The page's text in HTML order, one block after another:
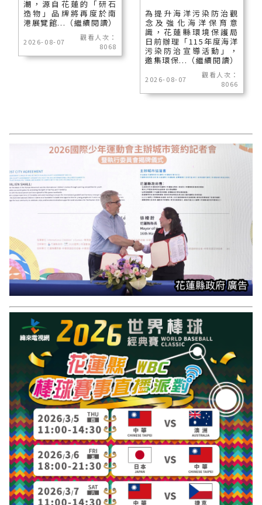
潮，源自花蓮的「研石
造物」品牌將再度於南
港展覽館...（繼續閱讀）
2026-08-07
觀看人次：
8068
為提升海洋污染防治觀
念及強化海洋保育意
識，花蓮縣環境保護局
日前辦理「115年度海洋
污染防治宣導活動」，
邀集環保...（繼續閱讀）
2026-08-07
觀看人次：
8066